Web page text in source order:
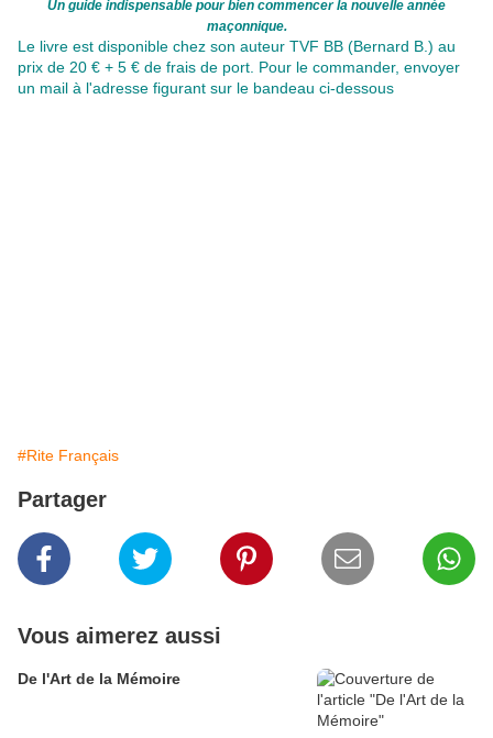
Un guide indispensable pour bien commencer la nouvelle année
maçonnique.
Le livre est disponible chez son auteur TVF BB (Bernard B.) au
prix de 20 € + 5 € de frais de port. Pour le commander, envoyer
un mail à l'adresse figurant sur le bandeau ci-dessous
#Rite Français
Partager
Vous aimerez aussi
De l'Art de la Mémoire